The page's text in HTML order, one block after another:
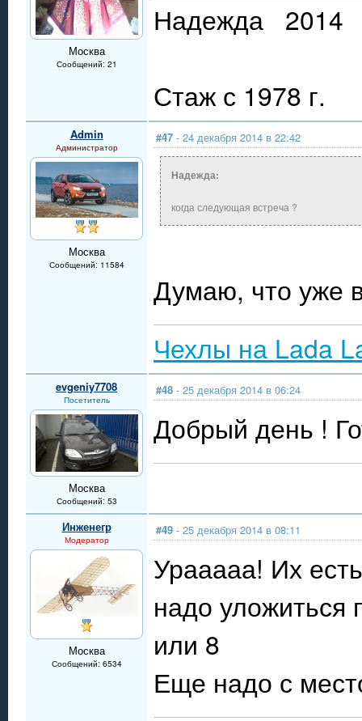
Москва
Сообщений: 21
Надежда 2014
Стаж с 1978 г.
Admin
Администратор
Москва
Сообщений: 11584
#47 - 24 декабря 2014 в 22:42
Надежда:
когда следующая встреча ?
Думаю, что уже
Чехлы на Lada
evgeniy7708
Посетитель
Москва
Сообщений: 53
#48 - 25 декабря 2014 в 06:24
Добрый день !
Инженегр
Модератор
Москва
Сообщений: 6534
#49 - 25 декабря 2014 в 08:11
Урааааа! Их
надо
или 8
Еще надо с